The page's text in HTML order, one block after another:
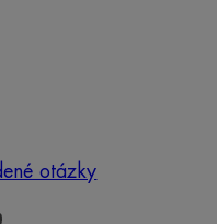
otázky